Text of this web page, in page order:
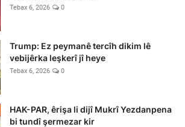
Tebax 6, 2026 0
Trump: Ez peymanê tercîh dikim lê
vebijêrka leşkerî jî heye
Tebax 6, 2026 0
HAK-PAR, êrişa li dijî Mukrî Yezdanpena
bi tundî şermezar kir